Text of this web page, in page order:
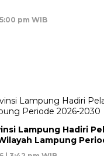
pm WIB
Lampung Hadiri
Lampung